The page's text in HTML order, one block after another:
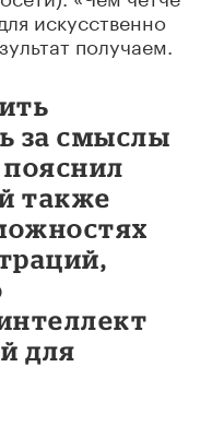
искусственно
получаем.
за смыслы
пояснил
также
для